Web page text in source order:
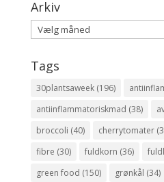
Arkiv
Arkiv
Tags
30plantsaweek(196)
antiinflammatoriskmad (38)
broccoli (40) cherrytomater
fibre (30) fuldkorn (36)
green food (150) grønkål (34)